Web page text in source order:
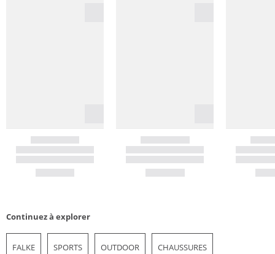
Continuez à explorer
FALKE SPORTS OUTDOOR CHAUSSURES